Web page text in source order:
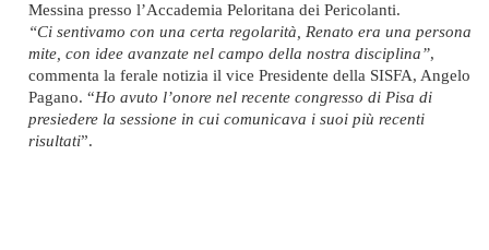
Messina presso l’Accademia Peloritana dei Pericolanti.
“Ci sentivamo con una certa regolarità, Renato era una persona
mite, con idee avanzate nel campo della nostra disciplina”,
commenta la ferale notizia il vice Presidente della SISFA, Angelo
Pagano. “Ho avuto l’onore nel recente congresso di Pisa di
presiedere la sessione in cui comunicava i suoi più recenti
risultati”.